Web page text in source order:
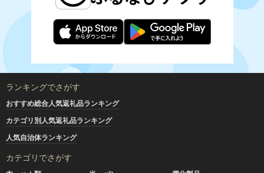
ランキングでさがす
おすすめ総合人気返礼品ランキング
カテゴリ別人気返礼品ランキング
人気自治体ランキング
カテゴリでさがす